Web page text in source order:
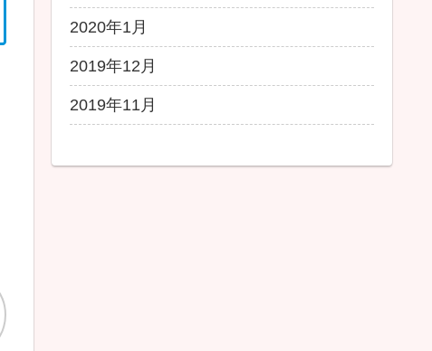
2020年1月
2019年12月
2019年11月